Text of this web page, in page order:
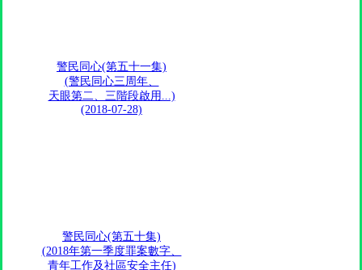
警民同心(第五十一集)
(警民同心三周年、
天眼第二、三階段啟用...)
(2018-07-28)
警民同心(第五十集)
(2018年第一季度罪案數字、
青年工作及社區安全主任)